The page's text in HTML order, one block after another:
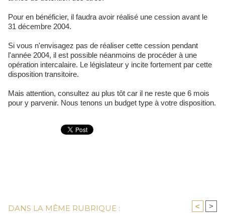
Pour en bénéficier, il faudra avoir réalisé une cession avant le
31 décembre 2004.
Si vous n'envisagez pas de réaliser cette cession pendant
l'année 2004, il est possible néanmoins de procéder à une
opération intercalaire. Le législateur y incite fortement par cette
disposition transitoire.
Mais attention, consultez au plus tôt car il ne reste que 6 mois
pour y parvenir. Nous tenons un budget type à votre disposition.
DANS LA MÊME RUBRIQUE : < >